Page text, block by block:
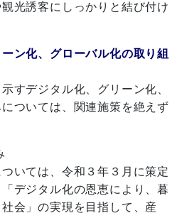
光誘客にしっかりと結び付け
ン化、グローバル化の取り組
すデジタル化、グリーン化、
ついては、関連施策を絶えず
いては、令和３年３月に策定
デジタル化の恩恵により、暮
会」の実現を目指して、産